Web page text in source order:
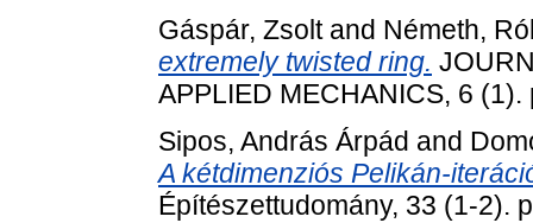
Gáspár, Zsoltand Németh,
extremely twisted ring.
APPLIED MECHANICS, 6
Sipos, András Árpád and
A kétdimenziós Pelikán-
Építészettudomány, 33 (1-2).